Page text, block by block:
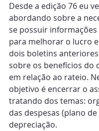
Desde a edição 76 eu
abordando sobre a
se possuir informações
para melhorar o lucro
dois boletins
sobre os benefícios do
em relação ao rateio.
objetivo é encerrar o
tratando dos temas:
das despesas (plano
depreciação.